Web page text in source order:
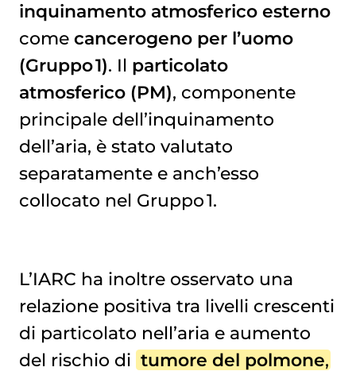
inquinamento atmosfericoesterno
come cancerogeno per l’uomo
(Gruppo 1). Il particolato
atmosferico (PM), componente
principale dell’inquinamento
dell’aria, è stato valutato
separatamente e anch’esso
collocato nel Gruppo 1.
L’IARC ha inoltre osservato una
relazione positiva tra livelli crescenti
di particolato nell’aria e aumento
del rischio di tumore del polmone,